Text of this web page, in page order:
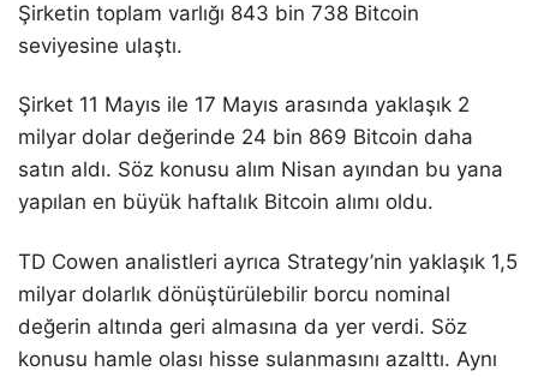
Şirketin toplam varlığı 843 bin 738 Bitcoin
seviyesine ulaştı.
Şirket 11 Mayıs ile 17 Mayıs arasında yaklaşık 2
milyar dolar değerinde 24 bin 869 Bitcoin daha
satın aldı. Söz konusu alım Nisan ayından bu yana
yapılan en büyük haftalık Bitcoin alımı oldu.
TD Cowen analistleri ayrıca Strategy’nin yaklaşık 1,5
milyar dolarlık dönüştürülebilir borcu nominal
değerin altında geri almasına da yer verdi. Söz
konusu hamle olası hisse sulanmasını azalttı. Aynı